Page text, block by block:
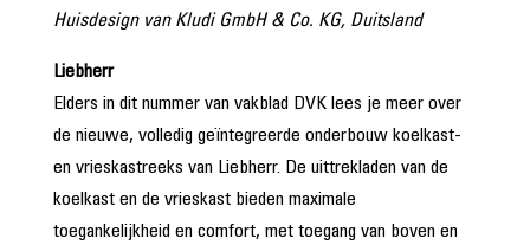
Huisdesign van Kludi GmbH & Co. KG, Duitsland
Liebherr
Elders in dit nummer van vakblad DVK lees je meer over
de nieuwe, volledig geïntegreerde onderbouw koelkast-
en vrieskastreeks van Liebherr. De uittrekladen van de
koelkast en de vrieskast bieden maximale
toegankelijkheid en comfort, met toegang van boven en